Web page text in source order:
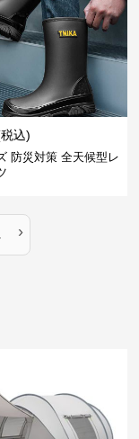
込)
防災対策 全天候型レ
›